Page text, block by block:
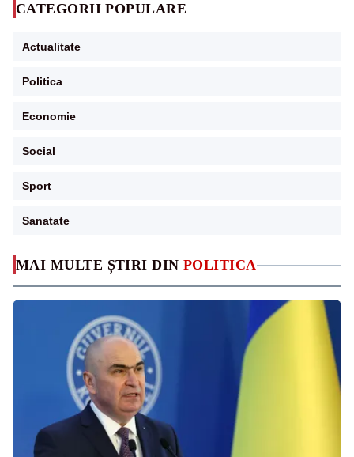
MAI MULTE ȘTIRI DIN POLITICA
CATEGORII POPULARE
Actualitate
Politica
Economie
Social
Sport
Sanatate